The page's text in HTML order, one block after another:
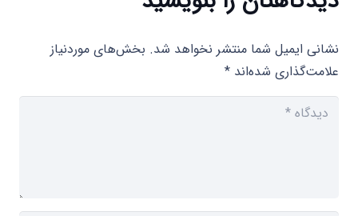
نشانی ایمیل شما منتشر نخواهد شد. بخش‌های موردنیاز
علامت‌گذاری شده‌اند *